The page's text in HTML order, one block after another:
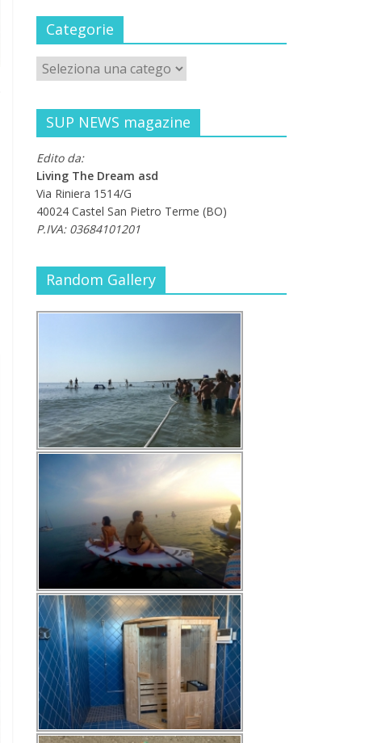
Categorie
SUP NEWS magazine
Edito da:
Living The Dream asd
Via Riniera 1514/G
40024 Castel San Pietro Terme (BO)
P.IVA: 03684101201
Random Gallery